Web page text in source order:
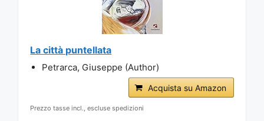
La città puntellata
Petrarca, Giuseppe (Author)
Acquista su Amazon
Prezzo tasse incl., escluse spedizioni